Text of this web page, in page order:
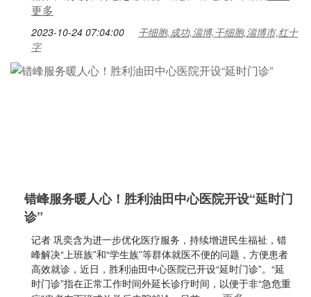
更多
2023-10-24 07:04:00
干细胞,成功,淄博,干细胞,淄博市,红十
字
错峰服务暖人心！胜利油田中心医院开设“延时门
诊”
记者 巩奕含为进一步优化医疗服务，持续增进民生福祉，错
峰解决“上班族”和“学生族”等群体就医不便的问题，方便患者
高效就诊，近日，胜利油田中心医院已开设“延时门诊”。“延
时门诊”指在正常工作时间外延长诊疗时间，以便于非“急危重